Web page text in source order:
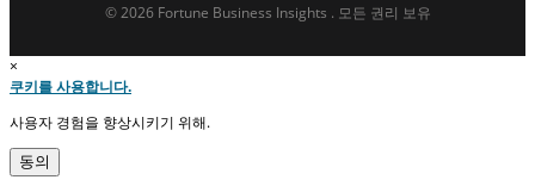
© 2026 Fortune Business Insights . 모든 권리 보유
×
쿠키를 사용합니다.
사용자 경험을 향상시키기 위해.
동의